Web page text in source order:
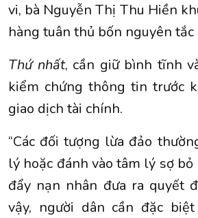
vi, bà Nguyễn Thị Thu Hiền
hàng tuân thủ bốn nguyên tắc
Thứ nhất, cần giữ bình tĩnh
kiểm chứng thông tin trước
giao dịch tài chính.
“Các đối tượng lừa đảo
lý hoặc đánh vào tâm lý sợ
đẩy nạn nhân đưa ra quyết
vậy, người dân cần đặc